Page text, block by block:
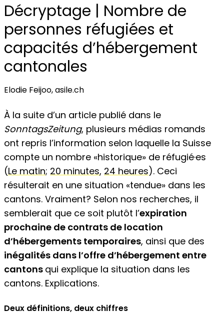
Décryptage | Nombre de
personnes réfugiées et
capacités d’hébergement
cantonales
Elodie Feijoo, asile.ch
À la suite d’un article publié dans le
SonntagsZeitung, plusieurs médias romands
ont repris l’information selon laquelle la Suisse
compte un nombre «historique» de réfugié·es
(Le matin; 20 minutes, 24 heures). Ceci
résulterait en une situation «tendue» dans les
cantons. Vraiment? Selon nos recherches, il
semblerait que ce soit plutôt l’expiration
prochaine de contrats de location
d’hébergements temporaires, ainsi que des
inégalités dans l’offre d’hébergement entre
cantons qui explique la situation dans les
cantons. Explications.
Deux définitions, deux chiffres